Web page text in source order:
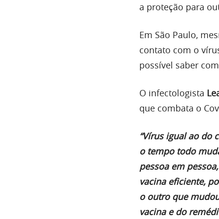
a proteção para
Em São Paulo,
contato com o
possível saber
O infectologista
que combata o
“Vírus igual ao do
o tempo todo
pessoa em
vacina eficiente,
o outro que
vacina e do